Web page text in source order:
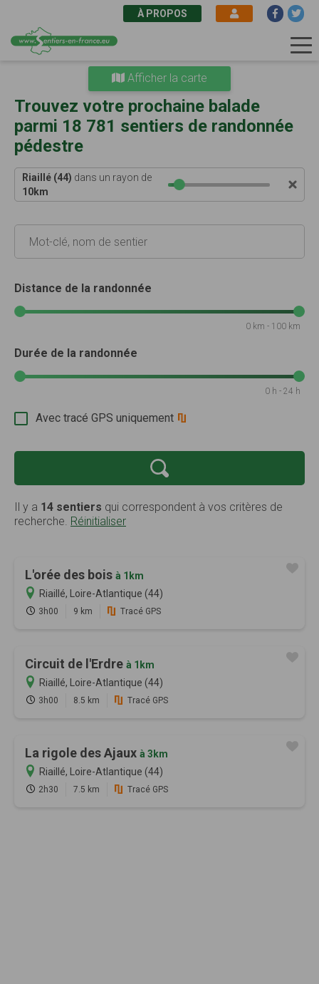
principal
À PROPOS
Trouvez votre prochaine balade
parmi 18 781 sentiers de randonnée
pédestre
Riaillé (44) dans un rayon de
10km
Distance de la randonnée
0 km - 100 km
Durée de la randonnée
0 h - 24 h
Avec tracé GPS uniquement
Il y a 14 sentiers qui correspondent à vos critères de
recherche. Réinitialiser
L'orée des bois à 1km
Riaillé, Loire-Atlantique (44)
3h00 9 km Tracé GPS
Circuit de l'Erdre à 1km
Riaillé, Loire-Atlantique (44)
3h00 8.5 km Tracé GPS
La rigole des Ajaux à 3km
Riaillé, Loire-Atlantique (44)
2h30 7.5 km Tracé GPS
Afficher la carte